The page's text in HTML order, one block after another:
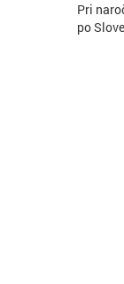
Pri
po